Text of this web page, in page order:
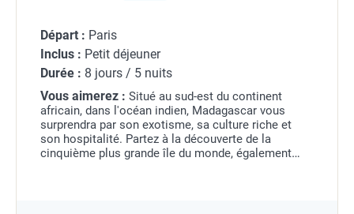
Départ : Paris
Inclus : Petit déjeuner
Durée : 8 jours / 5 nuits
Vous aimerez : Situé au sud-est du continent
africain, dans l'océan indien, Madagascar vous
surprendra par son exotisme, sa culture riche et
son hospitalité. Partez à la découverte de la
cinquième plus grande île du monde, également